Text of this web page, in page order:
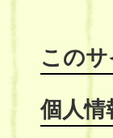
この
個人情